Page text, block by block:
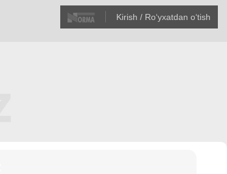
Kirish / Roʻyхatdan oʻtish